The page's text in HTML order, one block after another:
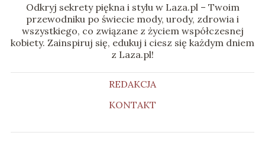
Odkryj sekrety piękna i stylu w Laza.pl – Twoim
przewodniku po świecie mody, urody, zdrowia i
wszystkiego, co związane z życiem współczesnej
kobiety. Zainspiruj się, edukuj i ciesz się każdym dniem
z Laza.pl!
REDAKCJA
KONTAKT